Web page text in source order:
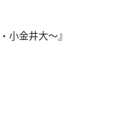
小金井大〜』